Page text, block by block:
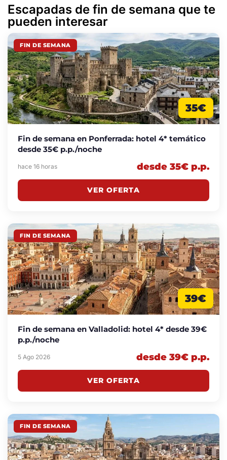
Escapadas de fin de semana que te
pueden interesar
FIN DE SEMANA
35€
Fin de semana en Ponferrada: hotel 4* temático
desde 35€ p.p./noche
hace 16 horas desde 35€ p.p.
VER OFERTA
FIN DE SEMANA
39€
Fin de semana en Valladolid: hotel 4* desde 39€
p.p./noche
5 Ago 2026 desde 39€ p.p.
VER OFERTA
FIN DE SEMANA